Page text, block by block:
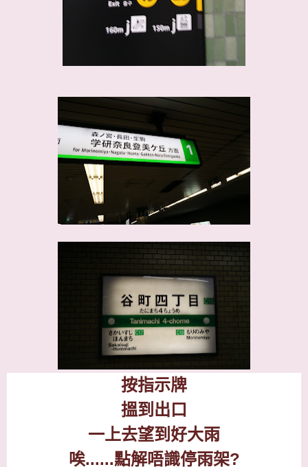
按指示牌
搵到出口
一上去望到好大雨
唉......點解唔識停雨架?